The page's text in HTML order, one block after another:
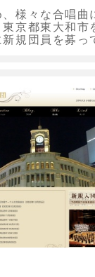
、様々な合唱曲
京都東大和市
規団員を募っ